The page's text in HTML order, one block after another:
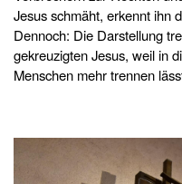
Jesus schmäht, erkennt ihn
Dennoch: Die Darstellung
gekreuzigten Jesus, weil in
Menschen mehr trennen